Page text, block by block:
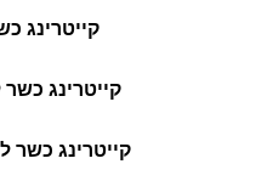
קייטרינג
קייטרינג
קייטרינג כשר